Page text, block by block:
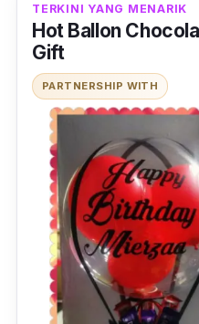
TERKINI YANG MENARIK
Hot Ballon
Gift
PARTNERSHIP WITH